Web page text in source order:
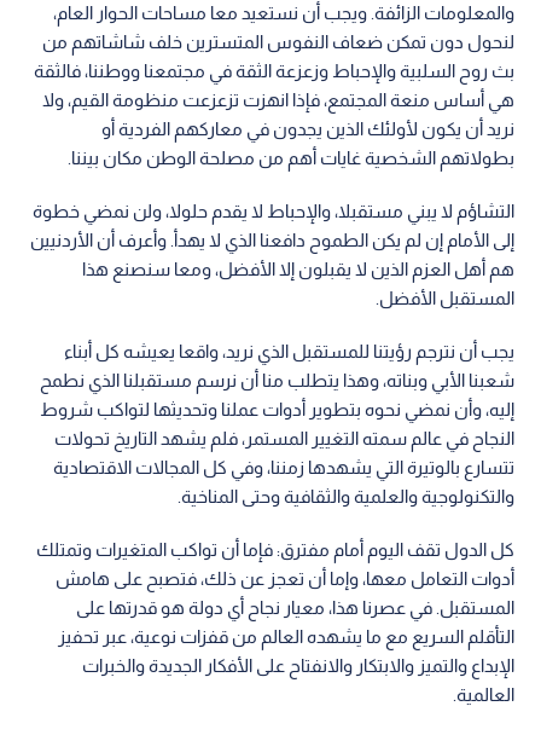
والمعلومات الزائفة. ويجب أن نستعيد معا مساحات الحوار العام،
لنحول دون تمكن ضعاف النفوس المتسترين خلف شاشاتهم من
بث روح السلبية والإحباط وزعزعة الثقة في مجتمعنا ووطننا، فالثقة
هي أساس منعة المجتمع، فإذا انهزت تزعزعت منظومة القيم، ولا
نريد أن يكون لأولئك الذين يجدون في معاركهم الفردية أو
بطولاتهم الشخصية غايات أهم من مصلحة الوطن مكان بيننا.
التشاؤم لا يبني مستقبلا، والإحباط لا يقدم حلولا، ولن نمضي خطوة
إلى الأمام إن لم يكن الطموح دافعنا الذي لا يهدأ. وأعرف أن الأردنيين
هم أهل العزم الذين لا يقبلون إلا الأفضل، ومعا سنصنع هذا
المستقبل الأفضل.
يجب أن نترجم رؤيتنا للمستقبل الذي نريد، واقعا يعيشه كل أبناء
شعبنا الأبي وبناته، وهذا يتطلب منا أن نرسم مستقبلنا الذي نطمح
إليه، وأن نمضي نحوه بتطوير أدوات عملنا وتحديثها لتواكب شروط
النجاح في عالم سمته التغيير المستمر، فلم يشهد التاريخ تحولات
تتسارع بالوتيرة التي يشهدها زمننا، وفي كل المجالات الاقتصادية
والتكنولوجية والعلمية والثقافية وحتى المناخية.
كل الدول تقف اليوم أمام مفترق: فإما أن تواكب المتغيرات وتمتلك
أدوات التعامل معها، وإما أن تعجز عن ذلك، فتصبح على هامش
المستقبل. في عصرنا هذا، معيار نجاح أي دولة هو قدرتها على
التأقلم السريع مع ما يشهده العالم من قفزات نوعية، عبر تحفيز
الإبداع والتميز والابتكار والانفتاح على الأفكار الجديدة والخبرات
العالمية.